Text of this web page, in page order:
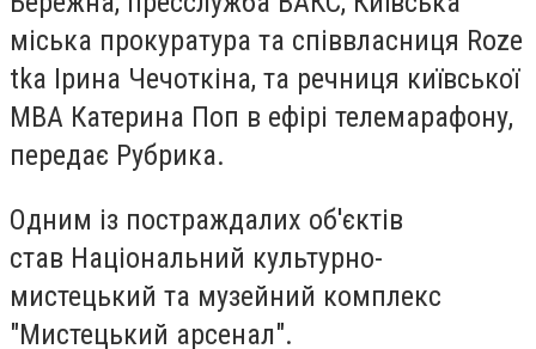
міська прокуратура та співвласниця Roze
tka Ірина Чечоткіна, та речниця київської
МВА Катерина Поп в ефірі телемарафону,
передає Рубрика.
Одним із постраждалих об'єктів
став Національний культурно-
мистецький та музейний комплекс
"Мистецький арсенал".